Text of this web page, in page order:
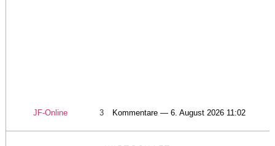
JF-Online 3 Kommentare — 6. August 2026 11:02